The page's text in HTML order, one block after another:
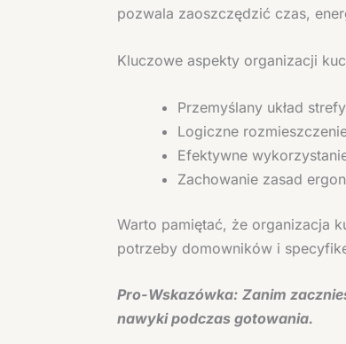
pozwala zaoszczędzić czas,
Kluczowe aspekty organizacji
Przemyślany układ
Logiczne
Efektywne
Zachowanie zasad
Warto pamiętać, że organizacja
potrzeby domowników i
Pro-Wskazówka: Zanim
nawyki podczas gotowania.